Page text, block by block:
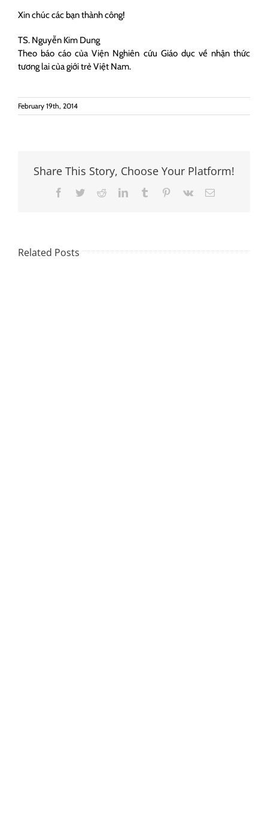
Xin chúc các bạn thành công!
TS. Nguyễn Kim Dung
Theo báo cáo của Viện Nghiên cứu Giáo dục về nhận thức
tương lai của giới trẻ Việt Nam.
February 19th, 2014
Share This Story, Choose Your Platform!
Facebook
TwitterRedditLinkedInTumblr Pinterest
Vk Email
Related Posts